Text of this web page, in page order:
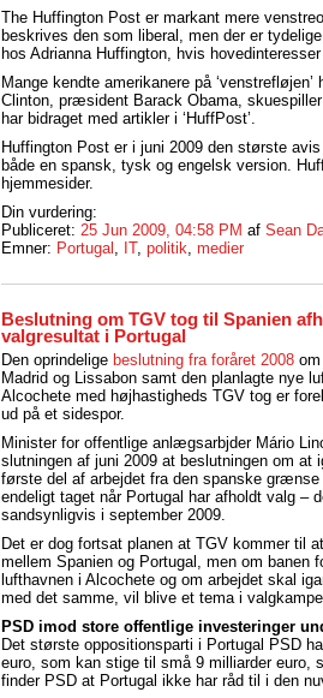
The Huffington Post er markant mere
beskrives den som liberal, men der er
hos Adrianna Huffington, hvis
Mange kendte amerikanere på
Clinton, præsident Barack Obama,
har bidraget med artikler i ‘HuffPost’.
Huffington Post er i juni 2009 den største
både en spansk, tysk og engelsk version.
hjemmesider.
Din vurdering:
Publiceret: 25 Jun 2009, 04:58 PM af Sean
Emner: Portugal , IT, politik, medier
Beslutning om TGV tog til Spanien
valgresultat i Portugal
Den oprindelige beslutning fra foråret 2008
Madrid og Lissabon samt den planlagte nye
Alcochete med højhastigheds TGV tog er
ud på et sidespor.
Minister for offentlige anlægsarbjder Mário
slutningen af juni 2009 at beslutningen om at
første del af arbejdet fra den spanske
endeligt taget når Portugal har afholdt valg –
sandsynligvis i september 2009.
Det er dog fortsat planen at TGV kommer til
mellem Spanien og Portugal, men om banen
lufthavnen i Alcochete og om arbejdet skal
med det samme, vil blive et tema i
PSD imod store offentlige investeringer
Det største oppositionsparti i Portugal PSD
euro, som kan stige til små 9 milliarder euro,
finder PSD at Portugal ikke har råd til i den